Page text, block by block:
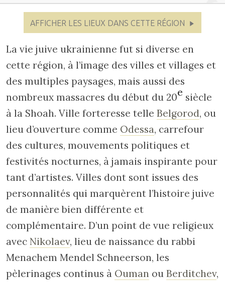
AFFICHER LES LIEUX DANS CETTE RÉGION
La vie juive ukrainienne fut si diverse en
cette région, à l’image des villes et villages et
des multiples paysages, mais aussi des
nombreux massacres du début du 20e siècle
à la Shoah. Ville forteresse telle Belgorod, ou
lieu d’ouverture comme Odessa, carrefour
des cultures, mouvements politiques et
festivités nocturnes, à jamais inspirante pour
tant d’artistes. Villes dont sont issues des
personnalités qui marquèrent l’histoire juive
de manière bien différente et
complémentaire. D’un point de vue religieux
avec Nikolaev, lieu de naissance du rabbi
Menachem Mendel Schneerson, les
pèlerinages continus à Ouman ou Berditchev,